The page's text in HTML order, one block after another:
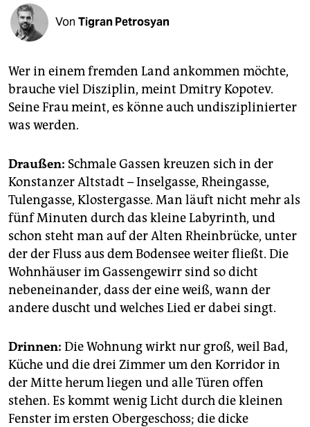
fragen & hilfe
abo
genossenschaft
Von Tigran Petrosyan
Wer in einem fremden Land ankommen möchte,
brauche viel Disziplin, meint Dmitry Kopotev.
Seine Frau meint, es könne auch undisziplinierter
was werden.
Draußen: Schmale Gassen kreuzen sich in der
Konstanzer Altstadt – Inselgasse, Rheingasse,
Tulengasse, Klostergasse. Man läuft nicht mehr als
fünf Minuten durch das kleine Labyrinth, und
schon steht man auf der Alten Rheinbrücke, unter
der der Fluss aus dem Bodensee weiter fließt. Die
Wohnhäuser im Gassengewirr sind so dicht
nebeneinander, dass der eine weiß, wann der
andere duscht und welches Lied er dabei singt.
Drinnen: Die Wohnung wirkt nur groß, weil Bad,
Küche und die drei Zimmer um den Korridor in
der Mitte herum liegen und alle Türen offen
stehen. Es kommt wenig Licht durch die kleinen
Fenster im ersten Obergeschoss; die dicke